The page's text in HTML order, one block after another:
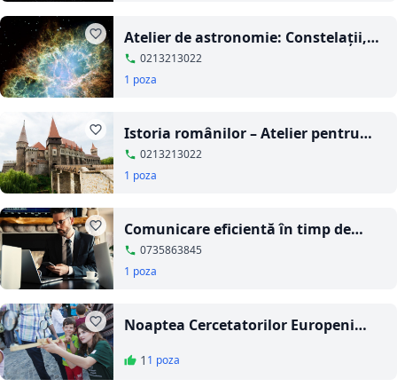
Atelier de astronomie: Constelații,
sateliți, galaxii
0213213022
1 poza
Istoria românilor – Atelier pentru
liceeni
0213213022
1 poza
Comunicare eficientă în timp de
criză - Curs online
0735863845
1 poza
Noaptea Cercetatorilor Europeni
1 1 poza